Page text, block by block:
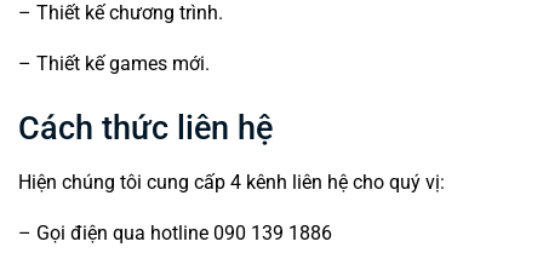
– Thiết kế chương trình.
– Thiết kế games mới.
Cách thức liên hệ
Hiện chúng tôi cung cấp 4 kênh liên hệ cho quý vị:
– Gọi điện qua hotline 090 139 1886